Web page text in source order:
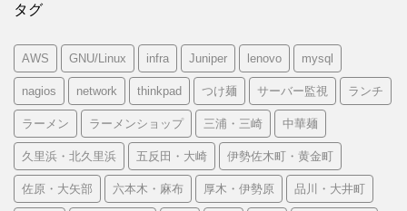
タグ
AWS GNU/Linux infra Juniper lenovo mysql
nagios network thinkpad つけ麺 サーバー監視 ランチ
ラーメン ラーメンショップ 三浦・三崎 中華麺
久里浜・北久里浜 五反田・大崎 伊勢佐木町・黄金町
佐原・大矢部 六本木・麻布 厚木・伊勢原 品川・大井町